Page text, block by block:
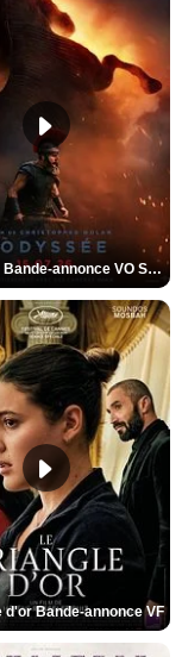
L'Odyssée Bande-annonce VO STFR
d'or Bande-annonce VF